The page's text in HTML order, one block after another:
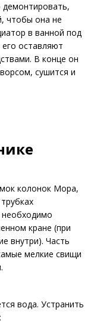
чтобы она не
в ванной под
оставляют
В конце он
сушится и
колонок Мора,
кране (при
внутри). Часть
мелкие свищи
вода. Устранить